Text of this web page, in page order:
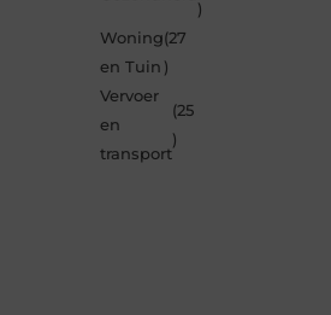
)
Woning
en Tuin
(27
)
Vervoer
en
transport
(25
)